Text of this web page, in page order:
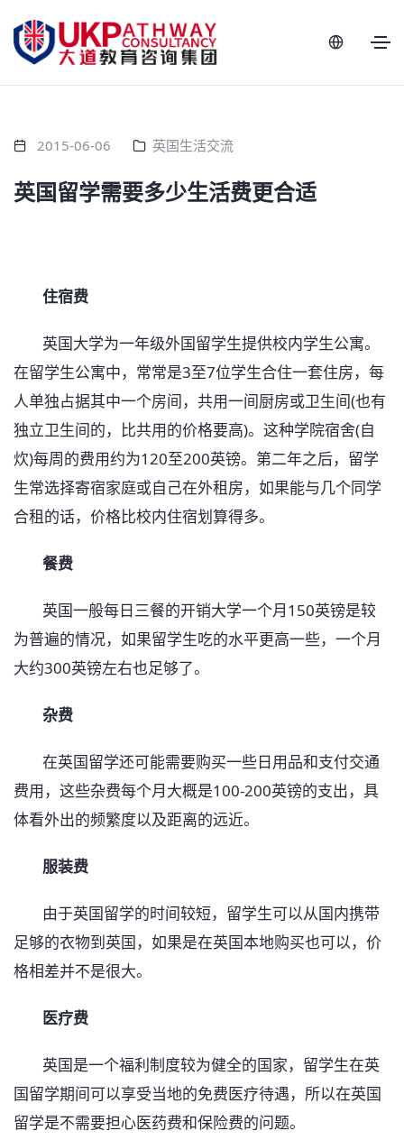
2015-06-06 英国生活交流
英国留学需要多少生活费更合适
住宿费
英国大学为一年级外国留学生提供校内学生公寓。
在留学生公寓中，常常是3至7位学生合住一套住房，每
人单独占据其中一个房间，共用一间厨房或卫生间(也有
独立卫生间的，比共用的价格要高)。这种学院宿舍(自
炊)每周的费用约为120至200英镑。第二年之后，留学
生常选择寄宿家庭或自己在外租房，如果能与几个同学
合租的话，价格比校内住宿划算得多。
餐费
英国一般每日三餐的开销大学一个月150英镑是较
为普遍的情况，如果留学生吃的水平更高一些，一个月
大约300英镑左右也足够了。
杂费
在英国留学还可能需要购买一些日用品和支付交通
费用，这些杂费每个月大概是100-200英镑的支出，具
体看外出的频繁度以及距离的远近。
服装费
由于英国留学的时间较短，留学生可以从国内携带
足够的衣物到英国，如果是在英国本地购买也可以，价
格相差并不是很大。
医疗费
英国是一个福利制度较为健全的国家，留学生在英
国留学期间可以享受当地的免费医疗待遇，所以在英国
留学是不需要担心医药费和保险费的问题。